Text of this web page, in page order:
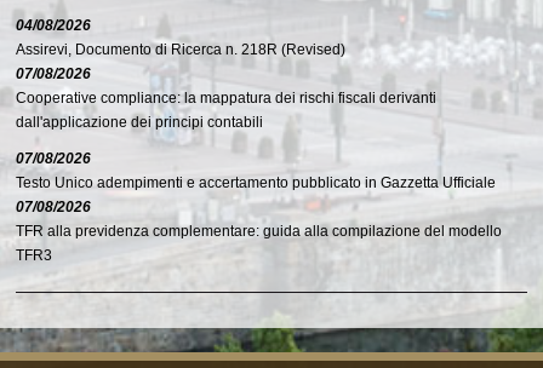
04/08/2026
Assirevi, Documento di Ricerca n. 218R (Revised)
07/08/2026
Cooperative compliance: la mappatura dei rischi fiscali derivanti
dall'applicazione dei principi contabili
07/08/2026
Testo Unico adempimenti e accertamento pubblicato in Gazzetta Ufficiale
07/08/2026
TFR alla previdenza complementare: guida alla compilazione del modello
TFR3